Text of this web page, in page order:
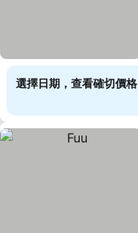
選擇日期，查看確切價格